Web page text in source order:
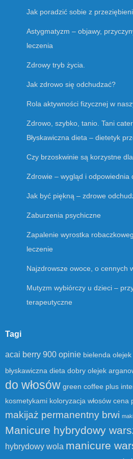
Jak poradzić sobie z
Astygmatyzm – objawy,
leczenia
Zdrowy tryb życia.
Jak zdrowo się odchudzać?
Rola aktywności fizycznej w
Zdrowo, szybko, tanio. Tani
Błyskawiczna dieta – dietetyk
Czy brzoskwinie są korzystne
Zdrowie – wygląd i odpowiednia
Jak być piękną – zdrowe
Zaburzenia psychiczne
Zapalenie wyrostka
leczenie
Najzdrowsze owoce, o cennych
Mutyzm wybiórczy u dzieci –
terapeutyczne
Tagi
acai berry 900 opinie bielenda
błyskawiczna dieta dobry olejek
do włosów green coffee plus
kosmetykami koloryzacja włosów cena
makijaż permanentny brwi
Manicure hybrydowy
hybrydowy wola manicure